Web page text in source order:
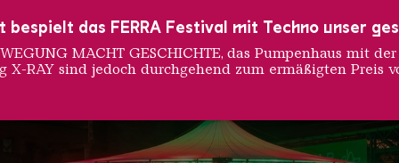
bespielt das FERRA Festival mit Techno unser
MACHT GESCHICHTE, das Pumpenhaus mit
RAY sind jedoch durchgehend zum ermäßigten Preis